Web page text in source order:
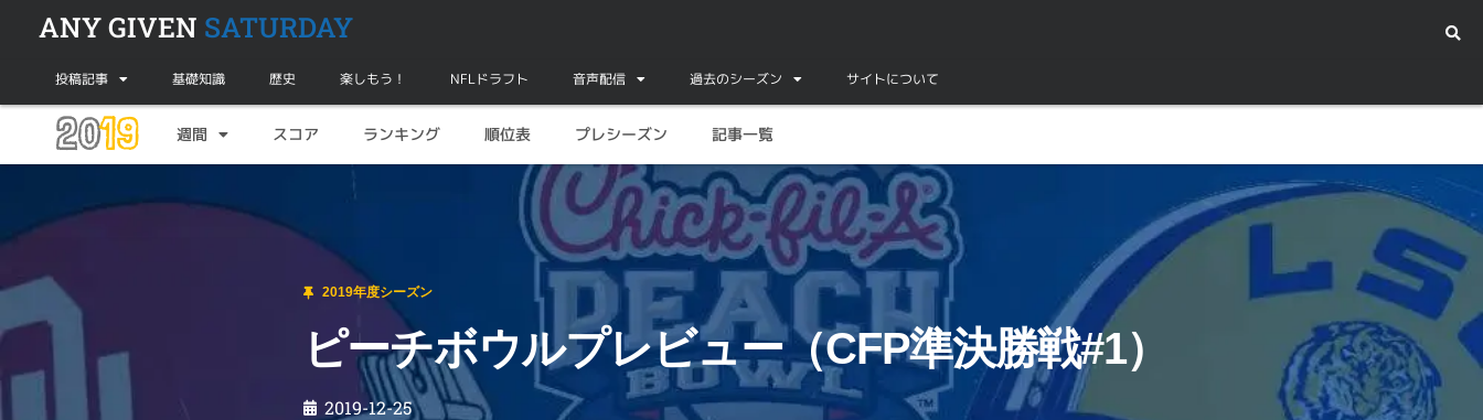
ANY GIVEN SATURDAY
投稿記事 基礎知識 歴史 楽しもう！ NFLドラフト 音声配信 過去のシーズン サイトについて
2019 週間 スコア ランキング 順位表 プレシーズン 記事一覧
ピーチボウルプレビュー（CFP準決勝戦#1）
2019年度シーズン
ピーチボウルプレビュー（CFP準決勝戦#1）
2019-12-25